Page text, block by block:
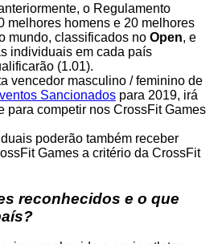
o Regulamento
melhores homens e 20 melhores
mundo, classificados no Open, e
individuais em cada país
(1.01).
vencedor masculino / feminino de
Sancionados para 2019, irá
para competir nos CrossFit Games
poderão também receber
Games a critério da CrossFit
reconhecidos e o que